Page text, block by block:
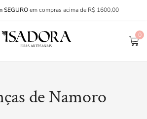
SEGUROem compras acima de R$ 1600,00
0
de Namoro